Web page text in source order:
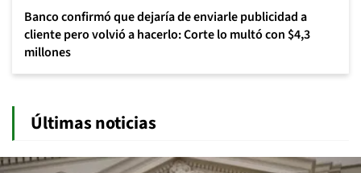
Banco confirmó que dejaría de enviarle publicidad a
cliente pero volvió a hacerlo: Corte lo multó con $4,3
millones
Últimas noticias